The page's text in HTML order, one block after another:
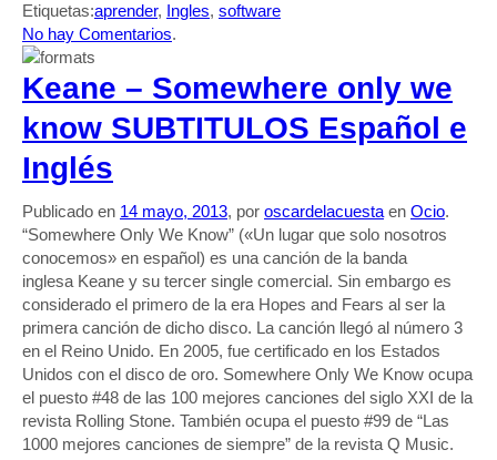
Compartir
Etiquetas:aprender, Ingles, software
No hay Comentarios.
Keane – Somewhere only we
know SUBTITULOS Español e
Inglés
Publicado en 14 mayo, 2013, por oscardelacuesta en Ocio.
“Somewhere Only We Know” («Un lugar que solo nosotros
conocemos» en español) es una canción de la banda
inglesa Keane y su tercer single comercial. Sin embargo es
considerado el primero de la era Hopes and Fears al ser la
primera canción de dicho disco. La canción llegó al número 3
en el Reino Unido. En 2005, fue certificado en los Estados
Unidos con el disco de oro. Somewhere Only We Know ocupa
el puesto #48 de las 100 mejores canciones del siglo XXI de la
revista Rolling Stone. También ocupa el puesto #99 de “Las
1000 mejores canciones de siempre” de la revista Q Music.